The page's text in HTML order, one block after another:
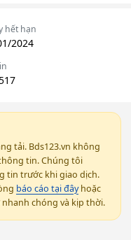
hết hạn
2024
tải. Bds123.vn không
tin. Chúng tôi
tin trước khi giao dịch.
báo cáo tại đâyhoặc
chóng và kịp thời.